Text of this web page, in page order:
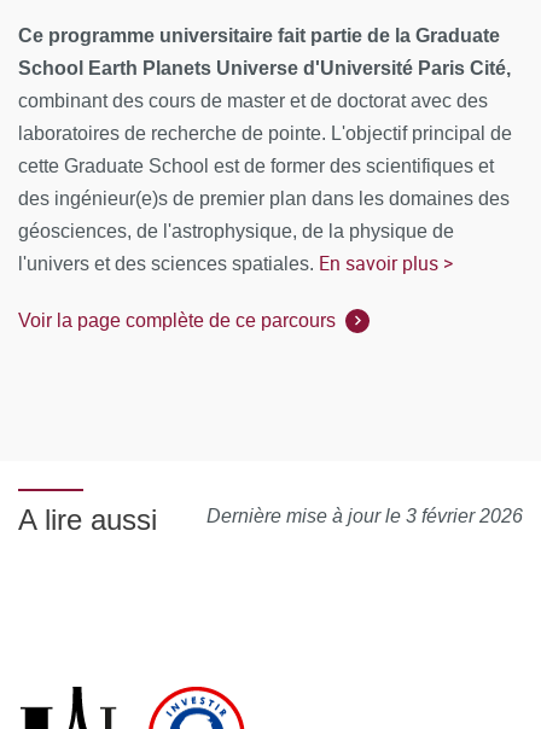
Ce programme universitaire fait partie de la Graduate
School Earth Planets Universe d'Université Paris Cité,
combinant des cours de master et de doctorat avec des
laboratoires de recherche de pointe. L'objectif principal de
cette Graduate School est de former des scientifiques et
des ingénieur(e)s de premier plan dans les domaines des
géosciences, de l'astrophysique, de la physique de
l'univers et des sciences spatiales. En savoir plus >
Voir la page complète de ce parcours
Dernière mise à jour le 3 février 2026
A lire aussi